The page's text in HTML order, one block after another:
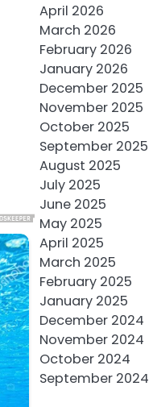
April 2026
March 2026
February 2026
January 2026
December 2025
November 2025
October 2025
September 2025
August 2025
July 2025
June 2025
May 2025
April 2025
March 2025
February 2025
January 2025
December 2024
November 2024
October 2024
September 2024